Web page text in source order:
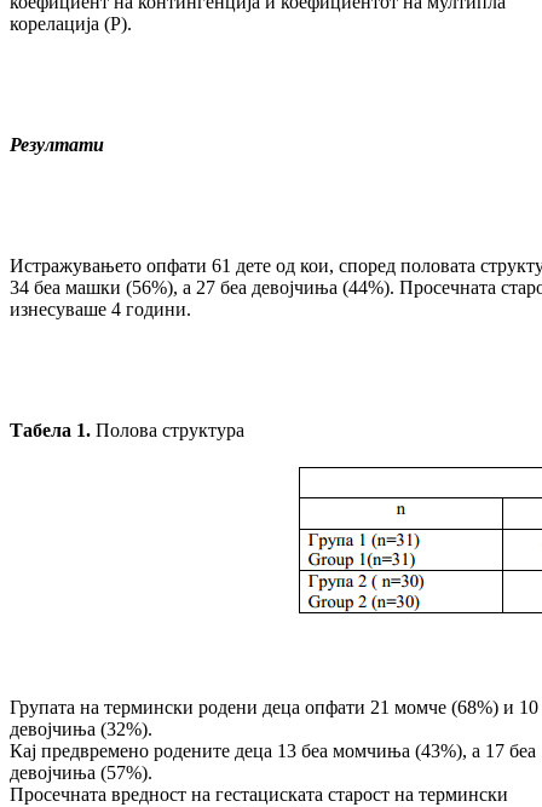
корелација (Р).
Резултати
Истражувањето опфати 61 дете од кои, според половата
34 беа машки (56%), а 27 беа девојчиња (44%). Просечната
изнесуваше 4 години.
Табела 1. Полова структура
Групата на термински родени деца опфати 21 момче (68%) и 10
девојчиња (32%).
Кај предвремено родените деца 13 беа момчиња (43%), а 17 беа
девојчиња (57%).
Просечната вредност на гестациската старост на термински